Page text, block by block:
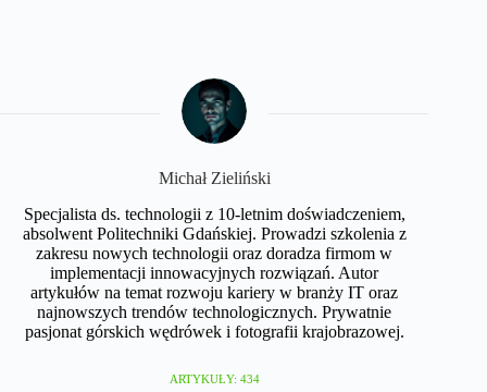
Michał Zieliński
Specjalista ds. technologii z 10-letnim doświadczeniem,
absolwent Politechniki Gdańskiej. Prowadzi szkolenia z
zakresu nowych technologii oraz doradza firmom w
implementacji innowacyjnych rozwiązań. Autor
artykułów na temat rozwoju kariery w branży IT oraz
najnowszych trendów technologicznych. Prywatnie
pasjonat górskich wędrówek i fotografii krajobrazowej.
ARTYKUŁY: 434